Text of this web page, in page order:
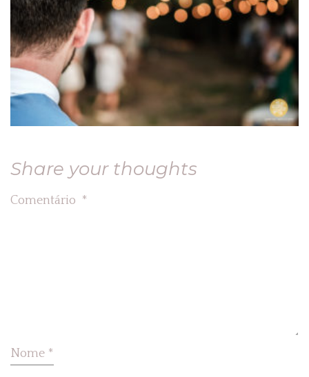
Share your thoughts
Comentário *
Nome *